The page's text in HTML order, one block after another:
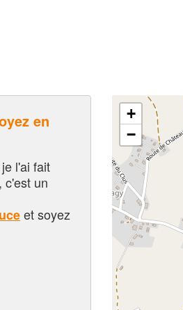
en
l'ai fait
c'est un
et soyez
+
−